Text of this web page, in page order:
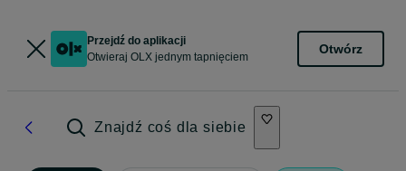
Przejdź do aplikacji
Otwieraj OLX jednym tapnięciem
Otwórz
Znajdź coś dla siebie